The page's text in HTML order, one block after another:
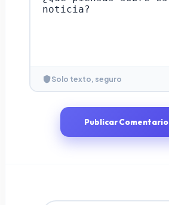
Solo texto, seguro
Publicar Comentario